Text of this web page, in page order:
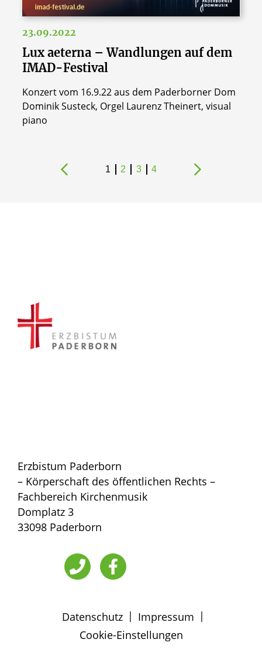
23.09.2022
Lux aeterna – Wandlungen auf dem
IMAD-Festival
Konzert vom 16.9.22 aus dem Paderborner Dom
Dominik Susteck, Orgel Laurenz Theinert, visual
piano
1 2 3 4
Erzbistum Paderborn
– Körperschaft des öffentlichen Rechts –
Fachbereich Kirchenmusik
Domplatz 3
33098 Paderborn
Datenschutz | Impressum |
Cookie-Einstellungen